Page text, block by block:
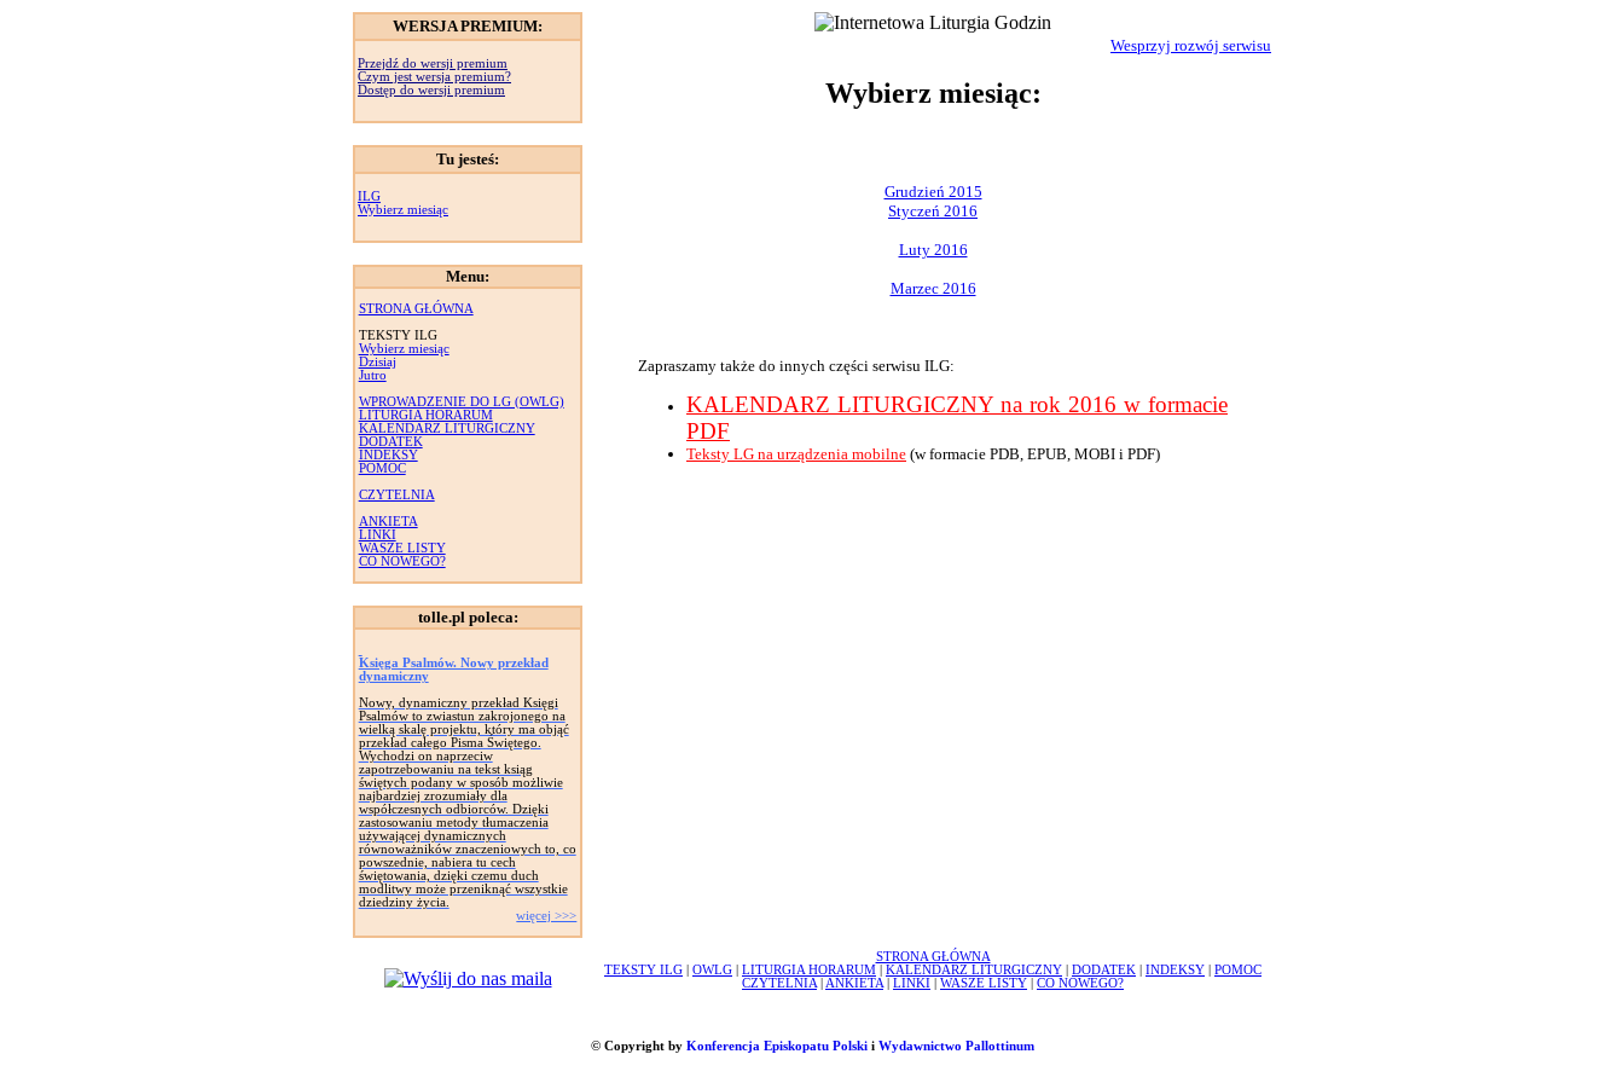
WERSJA PREMIUM:
Przejdź do wersji premium
Czym jest wersja premium?
Dostęp do wersji premium
Tu jesteś:
ILG
Wybierz miesiąc
Menu:
STRONA GŁÓWNA
TEKSTY ILG
Wybierz miesiąc
Dzisiaj
Jutro
WPROWADZENIE DO LG (OWLG)
LITURGIA HORARUM
KALENDARZ LITURGICZNY
DODATEK
INDEKSY
POMOC
CZYTELNIA
ANKIETA
LINKI
WASZE LISTY
CO NOWEGO?
tolle.pl poleca:
Księga Psalmów. Nowy przekład
dynamiczny
Nowy, dynamiczny przekład Księgi
Psalmów to zwiastun zakrojonego na
wielką skalę projektu, który ma objąć
przekład całego Pisma Świętego.
Wychodzi on naprzeciw
zapotrzebowaniu na tekst ksiąg
świętych podany w sposób możliwie
najbardziej zrozumiały dla
współczesnych odbiorców. Dzięki
zastosowaniu metody tłumaczenia
używającej dynamicznych
równoważników znaczeniowych to, co
powszednie, nabiera tu cech
świętowania, dzięki czemu duch
modlitwy może przeniknąć wszystkie
dziedziny życia.
więcej >>>
Wesprzyj rozwój serwisu
Wybierz miesiąc:
Grudzień 2015
Styczeń 2016
Luty 2016
Marzec 2016
Zapraszamy także do innych części serwisu ILG:
KALENDARZ LITURGICZNY na rok 2016 w formacie
PDF
Teksty LG na urządzenia mobilne (w formacie PDB, EPUB, MOBI i PDF)
STRONA GŁÓWNA
TEKSTY ILG
OWLG LITURGIA HORARUM KALENDARZ LITURGICZNY DODATEK INDEKSY
POMOC
CZYTELNIA
ANKIETA LINKI WASZE LISTY CO NOWEGO?
© Copyright by Konferencja Episkopatu Polskii Wydawnictwo Pallottinum